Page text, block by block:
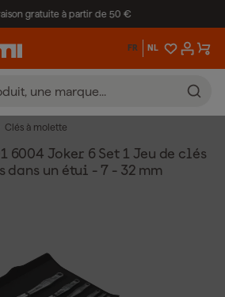
gratuite à partir de 50 €
FR NL
Clés à molette
6004 Joker 6 Set 1 Jeu de clés
dans un étui - 7 - 32 mm